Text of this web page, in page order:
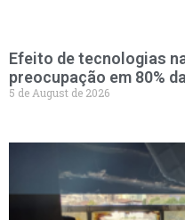
Efeito de tecnologias
preocupação em 80%
5 de August de 2026